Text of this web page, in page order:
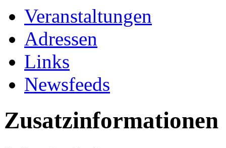
Veranstaltungen
Adressen
Links
Newsfeeds
Zusatzinformationen